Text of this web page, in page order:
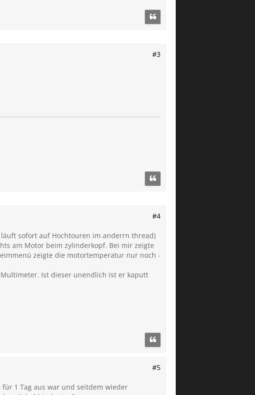
#3
#4
sofort auf Hochtouren im anderrn thread)
am Motor beim zylinderkopf. Bei mir zeigte
zeigte die motortemperatur nur noch -
Ist dieser unendlich ist er kaputt
#5
1 Tag aus war und seitdem wieder